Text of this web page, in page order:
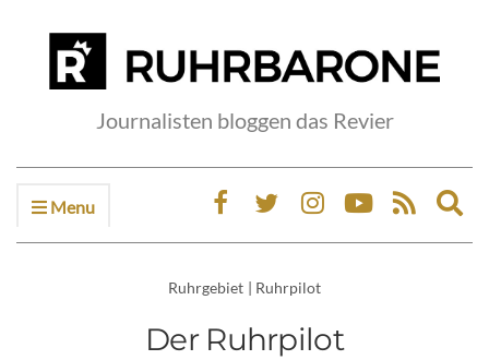
Journalisten bloggen das Revier
Menu
Ruhrgebiet | Ruhrpilot
Der Ruhrpilot